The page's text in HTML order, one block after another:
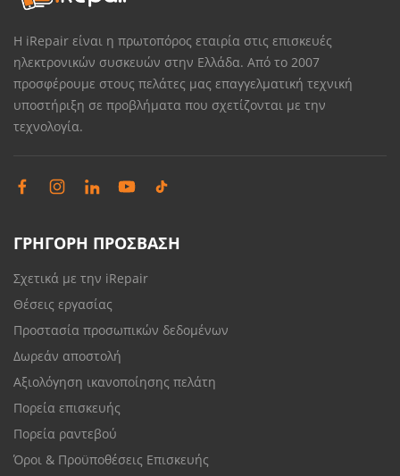
Η iRepair είναι η πρωτοπόρος εταιρία στις επισκευές
ηλεκτρονικών συσκευών στην Ελλάδα. Από το 2007
προσφέρουμε στους πελάτες μας επαγγελματική τεχνική
υποστήριξη σε προβλήματα που σχετίζονται με την
τεχνολογία.
ΓΡΗΓΟΡΗ ΠΡΟΣΒΑΣΗ
Σχετικά με την iRepair
Θέσεις εργασίας
Προστασία προσωπικών δεδομένων
Δωρεάν αποστολή
Αξιολόγηση ικανοποίησης πελάτη
Πορεία επισκευής
Πορεία ραντεβού
Όροι & Προϋποθέσεις Επισκευής